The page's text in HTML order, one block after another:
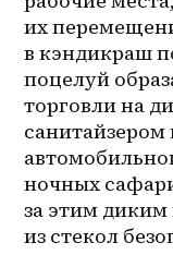
их
в кэндикраш
поцелуй
торговли на
ночных
за этим
из стекол